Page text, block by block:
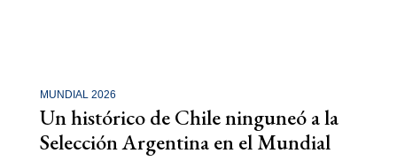
MUNDIAL 2026
Un histórico de Chile ninguneó a la
Selección Argentina en el Mundial